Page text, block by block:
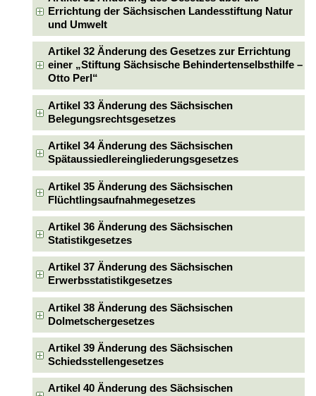
Errichtung der Sächsischen Landesstiftung Natur
und Umwelt
Artikel 32 Änderung des Gesetzes zur Errichtung
einer „Stiftung Sächsische Behindertenselbsthilfe –
Otto Perl“
Artikel 33 Änderung des Sächsischen
Belegungsrechtsgesetzes
Artikel 34 Änderung des Sächsischen
Spätaussiedlereingliederungsgesetzes
Artikel 35 Änderung des Sächsischen
Flüchtlingsaufnahmegesetzes
Artikel 36 Änderung des Sächsischen
Statistikgesetzes
Artikel 37 Änderung des Sächsischen
Erwerbsstatistikgesetzes
Artikel 38 Änderung des Sächsischen
Dolmetschergesetzes
Artikel 39 Änderung des Sächsischen
Schiedsstellengesetzes
Artikel 40 Änderung des Sächsischen